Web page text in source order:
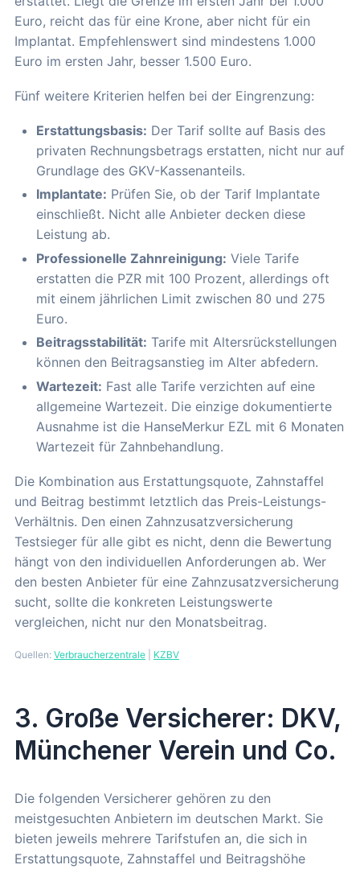
Euro, reicht das für eine Krone, aber nicht für ein
Implantat. Empfehlenswert sind mindestens 1.000
Euro im ersten Jahr, besser 1.500 Euro.
Fünf weitere Kriterien helfen bei der Eingrenzung:
Erstattungsbasis: Der Tarif sollte auf Basis des
privaten Rechnungsbetrags erstatten, nicht nur auf
Grundlage des GKV-Kassenanteils.
Implantate: Prüfen Sie, ob der Tarif Implantate
einschließt. Nicht alle Anbieter decken diese
Leistung ab.
Professionelle Zahnreinigung: Viele Tarife
erstatten die PZR mit 100 Prozent, allerdings oft
mit einem jährlichen Limit zwischen 80 und 275
Euro.
Beitragsstabilität: Tarife mit Altersrückstellungen
können den Beitragsanstieg im Alter abfedern.
Wartezeit: Fast alle Tarife verzichten auf eine
allgemeine Wartezeit. Die einzige dokumentierte
Ausnahme ist die HanseMerkur EZL mit 6 Monaten
Wartezeit für Zahnbehandlung.
Die Kombination aus Erstattungsquote, Zahnstaffel
und Beitrag bestimmt letztlich das Preis-Leistungs-
Verhältnis. Den einen Zahnzusatzversicherung
Testsieger für alle gibt es nicht, denn die Bewertung
hängt von den individuellen Anforderungen ab. Wer
den besten Anbieter für eine Zahnzusatzversicherung
sucht, sollte die konkreten Leistungswerte
vergleichen, nicht nur den Monatsbeitrag.
Quellen: Verbraucherzentrale KZBV
3. Große Versicherer: DKV,
Münchener Verein und Co.
Die folgenden Versicherer gehören zu den
meistgesuchten Anbietern im deutschen Markt. Sie
bieten jeweils mehrere Tarifstufen an, die sich in
Erstattungsquote, Zahnstaffel und Beitragshöhe